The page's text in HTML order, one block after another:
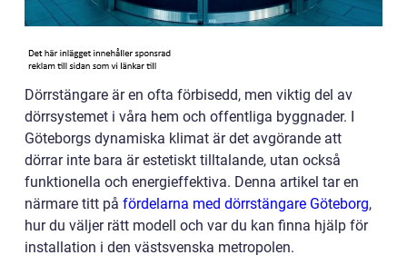
Dörrstängare är en ofta förbisedd, men viktig del av
dörrsystemet i våra hem och offentliga byggnader. I
Göteborgs dynamiska klimat är det avgörande att
dörrar inte bara är estetiskt tilltalande, utan också
funktionella och energieffektiva. Denna artikel tar en
närmare titt på fördelarna med dörrstängare Göteborg,
hur du väljer rätt modell och var du kan finna hjälp för
installation i den västsvenska metropolen.